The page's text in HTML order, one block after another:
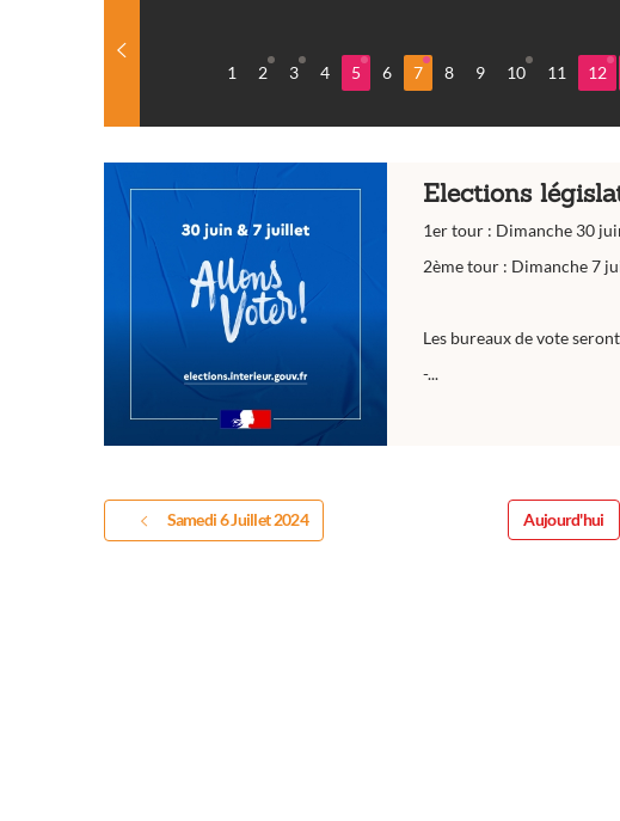
1 2 3 4 5 6 7 8 9 10 11 12
Elections
1er tour : Dimanche 30
2ème tour : Dimanche 7
Les bureaux de vote
-...
Samedi 6 Juillet 2024 Aujourd'hui